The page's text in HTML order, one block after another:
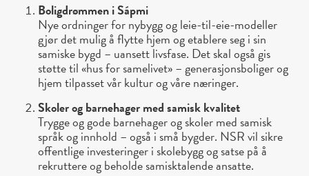
Boligdrømmen i Sápmi
Nye ordninger for nybygg og leie-til-eie-modeller
gjør det mulig å flytte hjem og etablere seg i sin
samiske bygd – uansett livsfase. Det skal også gis
støtte til «hus for samelivet» – generasjonsboliger og
hjem tilpasset vår kultur og våre næringer.
Skoler og barnehager med samisk kvalitet
Trygge og gode barnehager og skoler med samisk
språk og innhold – også i små bygder. NSR vil sikre
offentlige investeringer i skolebygg og satse på å
rekruttere og beholde samisktalende ansatte.